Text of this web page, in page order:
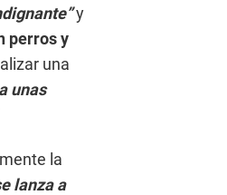
y
perros y
una
unas
la
lanza a